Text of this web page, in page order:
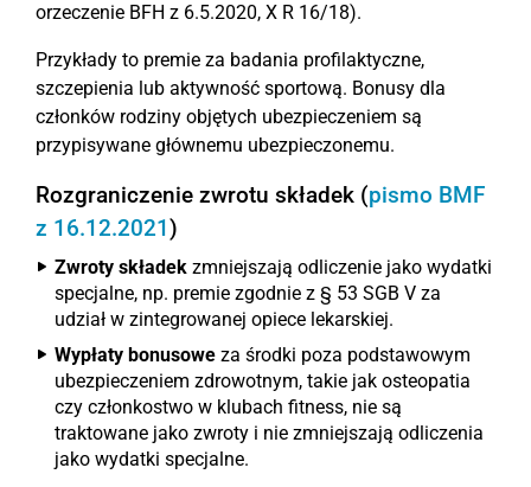
orzeczenie BFH z 6.5.2020, X R 16/18).
Przykłady to premie za badania profilaktyczne,
szczepienia lub aktywność sportową. Bonusy dla
członków rodziny objętych ubezpieczeniem są
przypisywane głównemu ubezpieczonemu.
Rozgraniczenie zwrotu składek (pismo BMF
z 16.12.2021)
Zwroty składek zmniejszają odliczenie jako wydatki
specjalne, np. premie zgodnie z § 53 SGB V za
udział w zintegrowanej opiece lekarskiej.
Wypłaty bonusowe za środki poza podstawowym
ubezpieczeniem zdrowotnym, takie jak osteopatia
czy członkostwo w klubach fitness, nie są
traktowane jako zwroty i nie zmniejszają odliczenia
jako wydatki specjalne.